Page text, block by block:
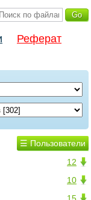
Реферат
☰ Пользователи
12
10